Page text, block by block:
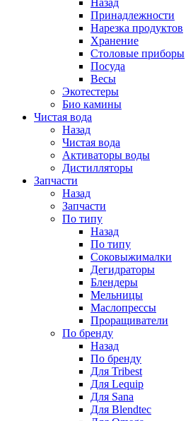
Назад
Принадлежности
Нарезка продуктов
Хранение
Столовые приборы
Посуда
Весы
Экотестеры
Био камины
Чистая вода
Назад
Чистая вода
Активаторы воды
Дистилляторы
Запчасти
Назад
Запчасти
По типу
Назад
По типу
Соковыжималки
Дегидраторы
Блендеры
Мельницы
Маслопрессы
Проращиватели
По бренду
Назад
По бренду
Для Tribest
Для Lequip
Для Sana
Для Blendtec